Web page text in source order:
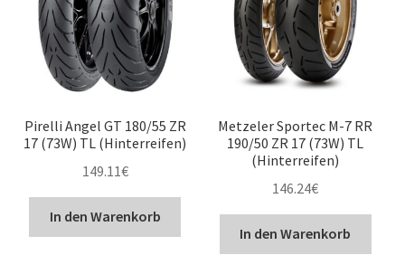
Pirelli Angel GT 180/55 ZR
17 (73W) TL (Hinterreifen)
149.11€
In den Warenkorb
Metzeler Sportec M-7 RR
190/50 ZR 17 (73W) TL
(Hinterreifen)
146.24€
In den Warenkorb